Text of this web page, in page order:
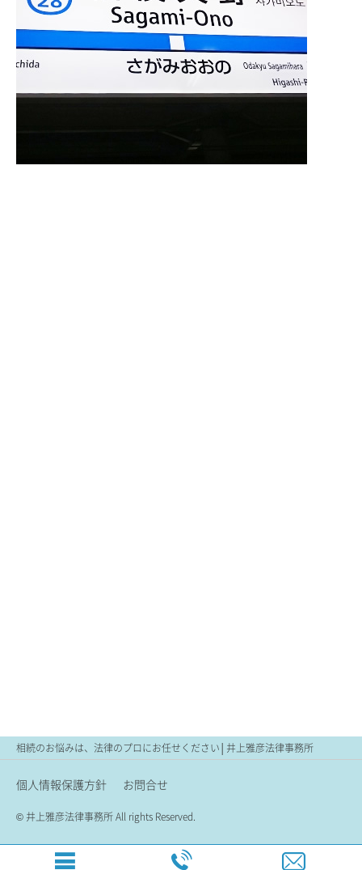
相続のお悩みは、法律のプロにお任せください│井上雅彦法律事務所
個人情報保護方針 お問合せ
© 井上雅彦法律事務所 All rights Reserved.